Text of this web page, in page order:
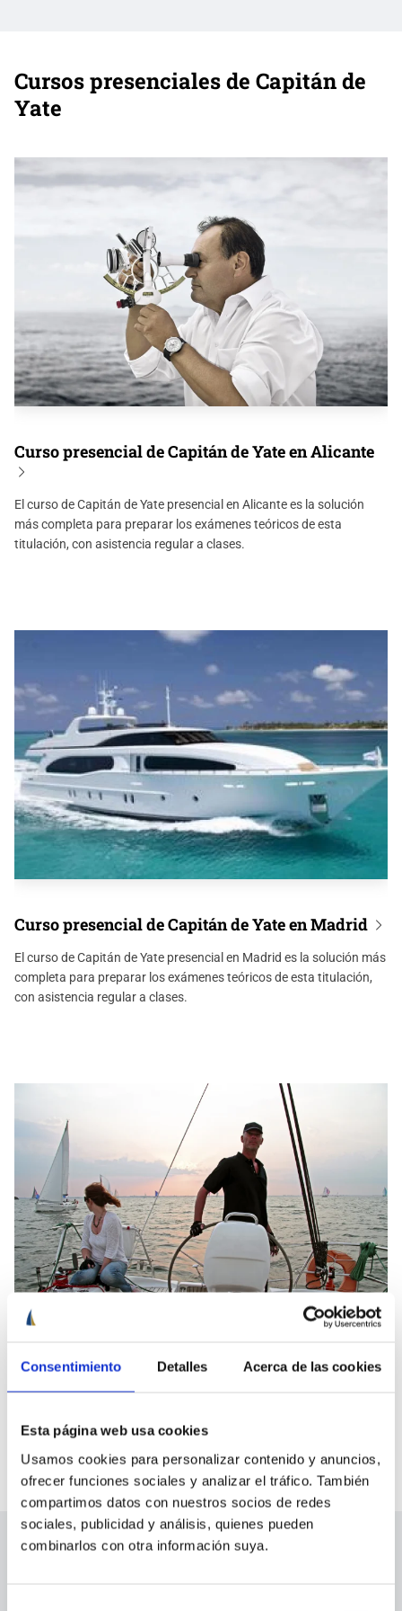
Consentimiento Detalles Acerca de las cookies
Esta página web usa cookies
Usamos cookies para personalizar contenido y anuncios,
ofrecer funciones sociales y analizar el tráfico. También
compartimos datos con nuestros socios de redes
sociales, publicidad y análisis, quienes pueden
combinarlos con otra información suya.
Cursos presenciales de Capitán de
Yate
Curso presencial de Capitán de Yate en Alicante
El curso de Capitán de Yate presencial en Alicante es la solución
más completa para preparar los exámenes teóricos de esta
titulación, con asistencia regular a clases.
Curso presencial de Capitán de Yate en Madrid
El curso de Capitán de Yate presencial en Madrid es la solución más
completa para preparar los exámenes teóricos de esta titulación,
con asistencia regular a clases.
Curso presencial de Capitán de Yate en Sevilla
completa para preparar los exámenes teóricos de esta titulación,
con asistencia regular a clases.
Prácticas de Capitán de Yate